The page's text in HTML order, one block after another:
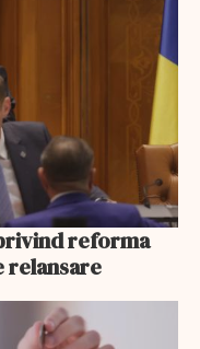
reforma
relansare